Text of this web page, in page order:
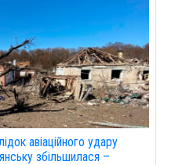
авіаційного удару
збільшилася –